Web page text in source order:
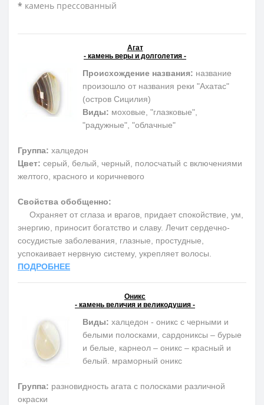
* камень прессованный
Агат
- камень веры и долголетия -
Происхождение названия: название
произошло от названия реки "Ахатас"
(остров Сицилия)
Виды: моховые, "глазковые",
"радужные", "облачные"
Группа: халцедон
Цвет: серый, белый, черный, полосчатый с включениями
желтого, красного и коричневого
Свойства обобщенно:
Охраняет от сглаза и врагов, придает спокойствие, ум,
энергию, приносит богатство и славу. Лечит сердечно-
сосудистые заболевания, глазные, простудные,
успокаивает нервную систему, укрепляет волосы.
ПОДРОБНЕЕ
Оникс
- камень величия и великодушия -
Виды: халцедон - оникс с черными и
белыми полосками, сардониксы – бурые
и белые, карнеол – оникс – красный и
белый. мраморный оникс
Группа: разновидность агата с полосками различной
окраски